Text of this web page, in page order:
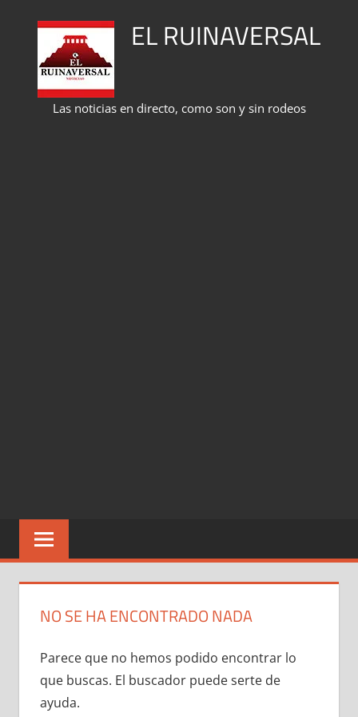
contenido
EL RUINAVERSAL
Las noticias en directo, como son y sin rodeos
NO SE HA ENCONTRADO NADA
Parece que no hemos podido encontrar lo
que buscas. El buscador puede serte de
ayuda.